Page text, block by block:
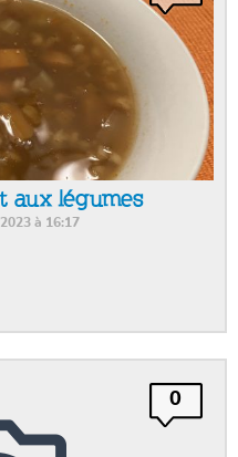
aux légumes
à 16:17
0